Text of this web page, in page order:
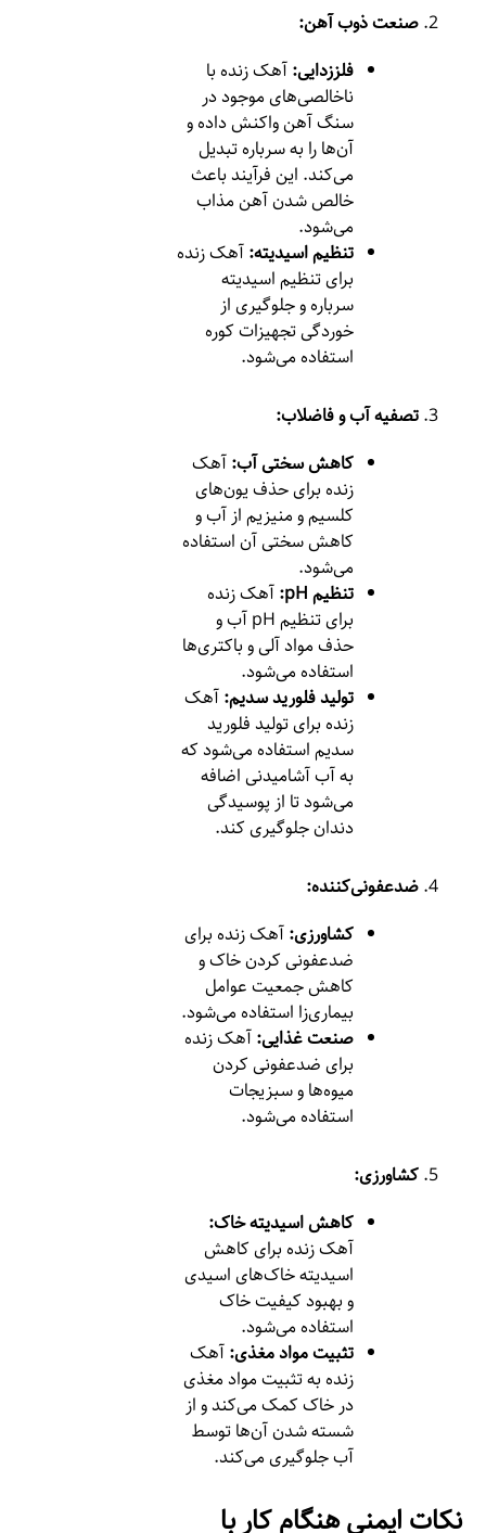
صنعت ذوب آهن:
فلززدایی:آهک زنده با
ناخالصی‌های موجود در
سنگ آهن واکنش داده و
آن‌ها را به سرباره تبدیل
می‌کند. این فرآیند باعث
خالص شدن آهن مذاب
می‌شود.
تنظیم اسیدیته:آهک زنده
برای تنظیم اسیدیته
سرباره و جلوگیری از
خوردگی تجهیزات کوره
استفاده می‌شود.
تصفیه آب و فاضلاب:
کاهش سختی آب:آهک
زنده برای حذف یون‌های
کلسیم و منیزیم از آب و
کاهش سختی آن استفاده
می‌شود.
تنظیم pH:
آهک زنده
برای تنظیم pH آب و
حذف مواد آلی و باکتری‌ها
استفاده می‌شود.
تولید فلورید سدیم:آهک
زنده برای تولید فلورید
سدیم استفاده می‌شود که
به آب آشامیدنی اضافه
می‌شود تا از پوسیدگی
دندان جلوگیری کند.
ضدعفونی‌کننده:
کشاورزی:آهک زنده برای
ضدعفونی کردن خاک و
کاهش جمعیت عوامل
بیماری‌زا استفاده می‌شود.
صنعت غذایی:آهک زنده
برای ضدعفونی کردن
میوه‌ها و سبزیجات
استفاده می‌شود.
کشاورزی:
کاهش اسیدیته خاک:
آهک زنده برای کاهش
اسیدیته خاک‌های اسیدی
و بهبود کیفیت خاک
استفاده می‌شود.
تثبیت مواد مغذی:آهک
زنده به تثبیت مواد مغذی
در خاک کمک می‌کند و از
شسته شدن آن‌ها توسط
آب جلوگیری می‌کند.
نکات ایمنی هنگام کار با